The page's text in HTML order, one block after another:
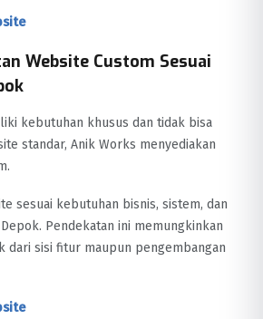
Website Custom Sesuai
kebutuhan khusus dan tidak bisa
standar, Anik Works menyediakan
sesuai kebutuhan bisnis, sistem, dan
Pendekatan ini memungkinkan
dari sisi fitur maupun pengembangan